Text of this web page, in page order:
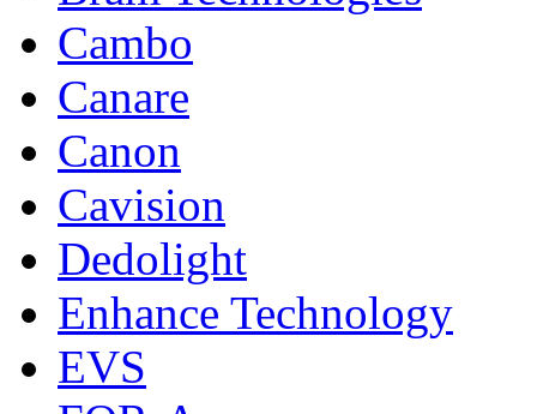
Cambo
Canare
Canon
Cavision
Dedolight
Enhance Technology
EVS